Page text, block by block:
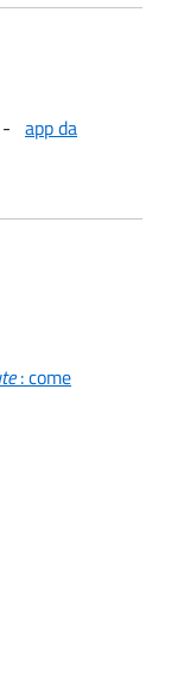
- app da
: come